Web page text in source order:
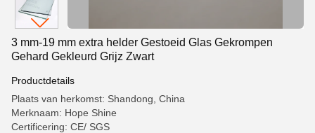
3 mm-19 mm extra helder Gestoeid Glas Gekrompen
Gehard Gekleurd Grijz Zwart
Productdetails
Plaats van herkomst: Shandong, China
Merknaam: Hope Shine
Certificering: CE/ SGS